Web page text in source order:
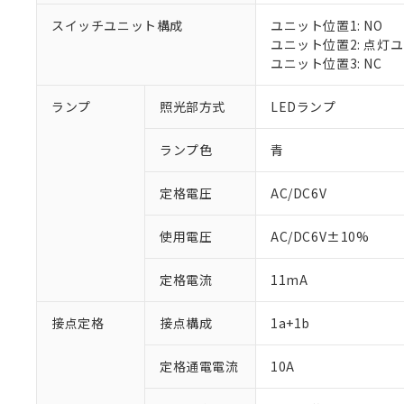
スイッチユニット構成
ユニット位置1: NO
ユニット位置2: 点灯
ユニット位置3: NC
ランプ 照光部方式 LEDランプ
ランプ色 青
定格電圧 AC/DC6V
使用電圧 AC/DC6V±10%
定格電流 11mA
接点定格 接点構成 1a+1b
定格通電電流 10A
ご利用条件
以下の条件をお読
当社制御機
のであり、
※1 対応状況
対応済み：EU
調査・確認中：
非該当品：ライセ
仕入先様の事情に
があります。
鉛(Pb) 1000ppm以下、
ル（DBP） 1000ppm以
フタル酸エステル類の
「○」：最大均質
「×」：最大均質
「－」：未確認で
*中国RoHS10物質の基
Pb(鉛) :1000ppm、
Cr(Ⅵ)(六価クロム) :
DBP(フタル酸ジブチル
DEHP(フタル酸ビス(2-
などの必要
ます。
置等に一切
記
説明